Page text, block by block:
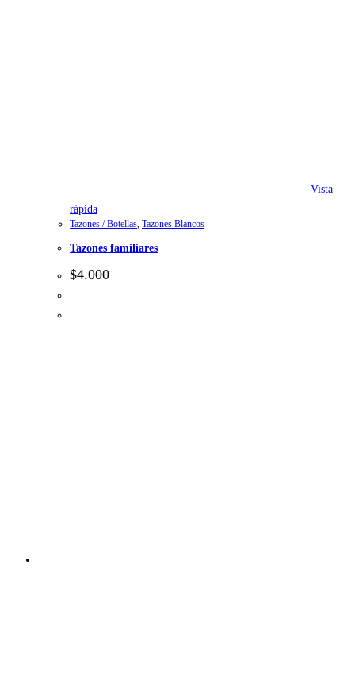
Vista
rápida
Tazones / Botellas, Tazones Blancos
Tazones familiares
$4.000